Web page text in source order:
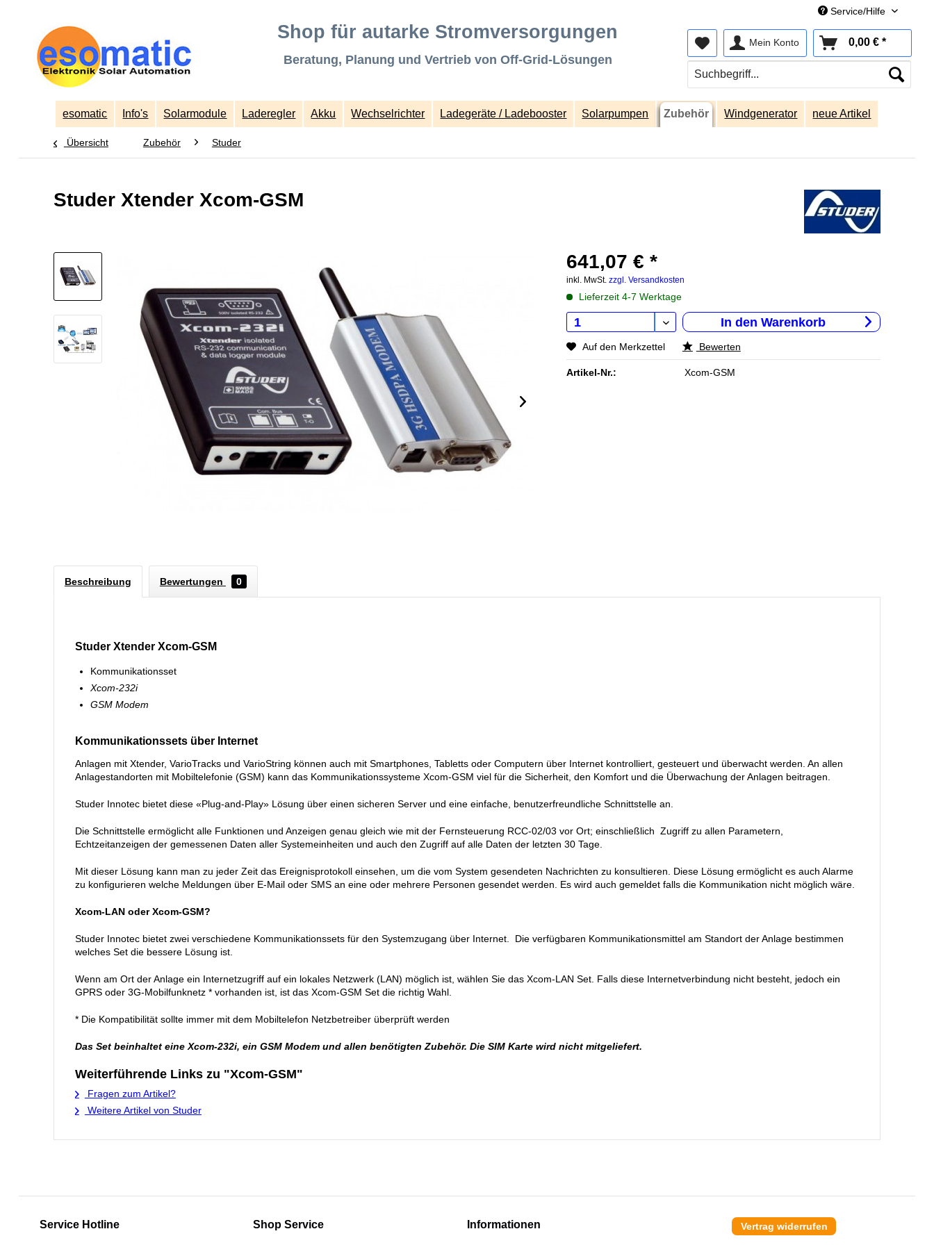
Service/Hilfe
Mein Konto 0,00 € *
Shop für autarke Stromversorgungen
Beratung, Planung und Vertrieb von Off-Grid-Lösungen
esomatic Info's Solarmodule Laderegler Akku Wechselrichter Ladegeräte / Ladebooster Solarpumpen Zubehör Windgenerator neue Artikel
Übersicht Zubehör Studer
Studer Xtender Xcom-GSM
641,07 € *
inkl. MwSt. zzgl. Versandkosten
Lieferzeit 4-7 Werktage
In den Warenkorb
Auf den Merkzettel Bewerten
Artikel-Nr.: Xcom-GSM
Beschreibung Bewertungen 0
Studer Xtender Xcom-GSM
Kommunikationsset
Xcom-232i
GSM Modem
Kommunikationssets über Internet
Anlagen mit Xtender, VarioTracks und VarioString können auch mit Smartphones, Tabletts oder Computern über Internet kontrolliert, gesteuert und überwacht werden. An allen
Anlagestandorten mit Mobiltelefonie (GSM) kann das Kommunikationssysteme Xcom-GSM viel für die Sicherheit, den Komfort und die Überwachung der Anlagen beitragen.
Studer Innotec bietet diese «Plug-and-Play» Lösung über einen sicheren Server und eine einfache, benutzerfreundliche Schnittstelle an.
Die Schnittstelle ermöglicht alle Funktionen und Anzeigen genau gleich wie mit der Fernsteuerung RCC-02/03 vor Ort; einschließlich Zugriff zu allen Parametern,
Echtzeitanzeigen der gemessenen Daten aller Systemeinheiten und auch den Zugriff auf alle Daten der letzten 30 Tage.
Mit dieser Lösung kann man zu jeder Zeit das Ereignisprotokoll einsehen, um die vom System gesendeten Nachrichten zu konsultieren. Diese Lösung ermöglicht es auch Alarme
zu konfigurieren welche Meldungen über E-Mail oder SMS an eine oder mehrere Personen gesendet werden. Es wird auch gemeldet falls die Kommunikation nicht möglich wäre.
Xcom-LAN oder Xcom-GSM?
Studer Innotec bietet zwei verschiedene Kommunikationssets für den Systemzugang über Internet. Die verfügbaren Kommunikationsmittel am Standort der Anlage bestimmen
welches Set die bessere Lösung ist.
Wenn am Ort der Anlage ein Internetzugriff auf ein lokales Netzwerk (LAN) möglich ist, wählen Sie das Xcom-LAN Set. Falls diese Internetverbindung nicht besteht, jedoch ein
GPRS oder 3G-Mobilfunknetz * vorhanden ist, ist das Xcom-GSM Set die richtig Wahl.
* Die Kompatibilität sollte immer mit dem Mobiltelefon Netzbetreiber überprüft werden
Das Set beinhaltet eine Xcom-232i, ein GSM Modem und allen benötigten Zubehör. Die SIM Karte wird nicht mitgeliefert.
Weiterführende Links zu "Xcom-GSM"
Fragen zum Artikel?
Weitere Artikel von Studer
Service Hotline Shop Service Informationen Vertrag widerrufen